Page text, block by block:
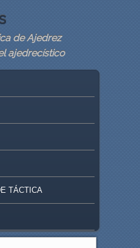
de Ajedrez
ajedrecístico
CONTENT
TÁCTICA